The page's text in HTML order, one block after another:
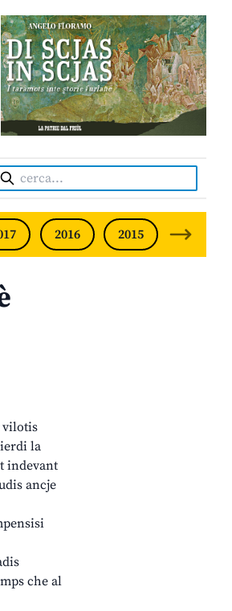
FRIULIAN MONTHLY
Cerca:
2016 2015 2014
vilotis
la
indevant
ancje
che al